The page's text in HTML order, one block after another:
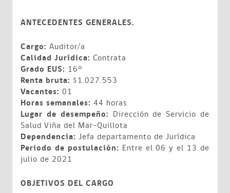
ANTECEDENTES GENERALES.
Cargo: Auditor/a
Calidad Jurídica: Contrata
Grado EUS: 16°
Renta bruta: $1.027.553
Vacantes: 01
Horas semanales: 44 horas
Lugar de desempeño: Dirección de Servicio de
Salud Viña del Mar-Quillota
Dependencia: Jefa departamento de Jurídica
Periodo de postulación: Entre el 06 y el 13 de
julio de 2021
OBJETIVOS DEL CARGO